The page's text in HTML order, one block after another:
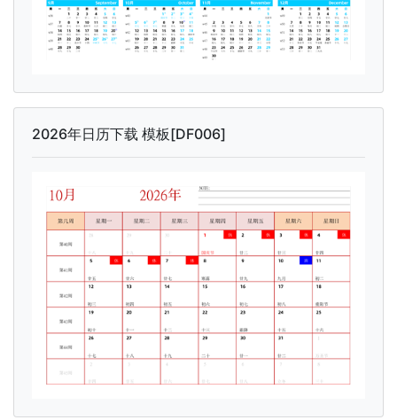
2026年日历下载 模板[DF006]